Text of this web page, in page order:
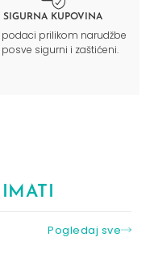
SIGURNA KUPOVINA
podaci prilikom narudžbe
sigurni i zaštićeni.
Pogledaj sve